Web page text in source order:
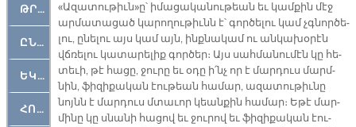
ԹՐՔԱՀԱՅ ԿԵԱՆՔ
ԸՆԿԵՐԱՄՇԱԿՈՒԹԱՅԻՆ
ԵԿԵՂԵՑԱԿԱՆ
ՀՈԳԵՄՏԱՒՈՐ
«Ա­զա­տու­թիւն»ը՝ ի­մա­ցա­կա­նու­թեան եւ կամ­քին մէջ
ար­մա­տա­ցած կա­րո­ղու­թիւնն է՝ գոր­ծե­լու կամ չգնոր­ծե­
լու, ը­նե­լու այս կամ այն, ինք­նա­կամ ու ան­կա­խօ­րէն
վճռե­լու կա­տա­րե­լիք գոր­ծեր։ Այս սահ­մա­նու­մէն կը հե­
տե­ւի, թէ հա­ցը, ջու­րը եւ օ­դը ի՛նչ որ է մար­դուս մարմ­
նին, ֆի­զի­քա­կան էու­թեան հա­մար, ա­զա­տու­թիւ­նը
նոյնն է մար­դուս մտա­ւոր կեան­քին հա­մար։ Ե­թէ մար­
մի­նը կը սնա­նի հա­ցով եւ ջու­րով եւ ֆի­զի­քա­կան էու­